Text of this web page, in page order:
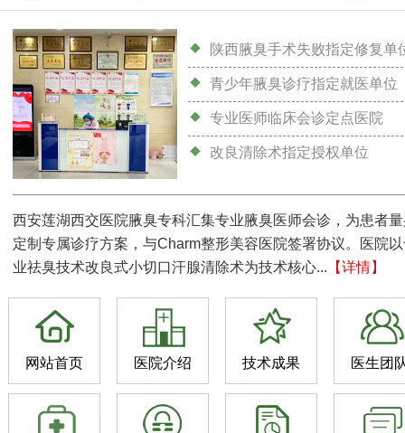
陕西腋臭手术失败指定修复单
青少年腋臭诊疗指定就医单位
专业医师临床会诊定点医院
改良清除术指定授权单位
西安莲湖西交医院腋臭专科汇集专业腋臭医师会诊，为患者
定制专属诊疗方案，与Charm整形美容医院签署协议。医院
业祛臭技术改良式小切口汗腺清除术为技术核心... 【详情】
网站首页 医院介绍 技术成果 医生团